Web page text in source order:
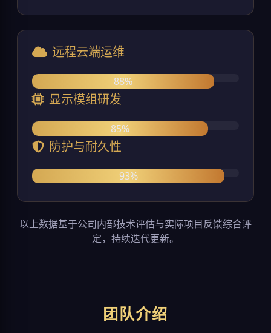
远程云端运维
88%
显示模组研发
85%
防护与耐久性
93%
以上数据基于公司内部技术评估与实际项目反馈综合评
定，持续迭代更新。
团队介绍